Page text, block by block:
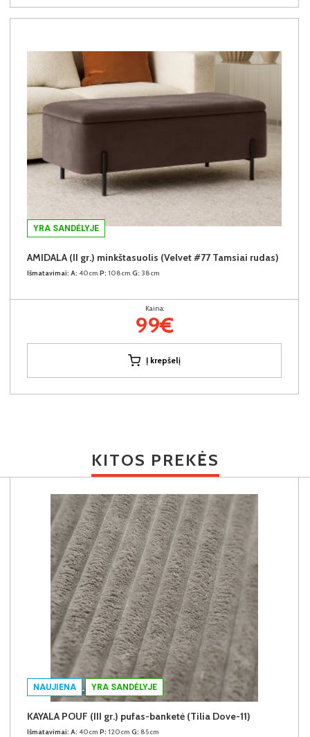
YRA SANDĖLYJE
AMIDALA (II gr.) minkštasuolis (Velvet #77 Tamsiai rudas)
Išmatavimai: A: 40cm P: 108cm G: 38cm
Kaina:
99€
Į krepšelį
KITOS PREKĖS
NAUJIENA YRA SANDĖLYJE
KAYALA POUF (III gr.) pufas-banketė (Tilia Dove-11)
Išmatavimai: A: 40cm P: 120cm G: 85cm